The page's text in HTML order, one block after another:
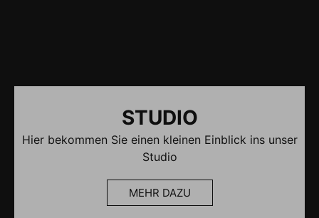
STUDIO
Hier bekommen Sie einen kleinen Einblick ins unser
Studio
MEHR DAZU